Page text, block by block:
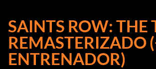
SAINTS ROW: THE
REMASTERIZADO
ENTRENADOR)